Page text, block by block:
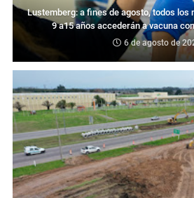
Lustemberg: a fines de agosto, todos los
9 a15 años accederán a vacuna
6 de agosto de